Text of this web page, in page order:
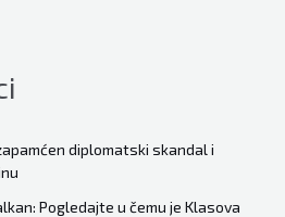
diplomatski skandal i
Pogledajte u čemu je Klasova